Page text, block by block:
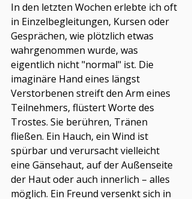
In den letzten Wochen erlebte ich oft
in Einzelbegleitungen, Kursen oder
Gesprächen, wie plötzlich etwas
wahrgenommen wurde, was
eigentlich nicht "normal" ist. Die
imaginäre Hand eines längst
Verstorbenen streift den Arm eines
Teilnehmers, flüstert Worte des
Trostes. Sie berühren, Tränen
fließen. Ein Hauch, ein Wind ist
spürbar und verursacht vielleicht
eine Gänsehaut, auf der Außenseite
der Haut oder auch innerlich – alles
möglich. Ein Freund versenkt sich in